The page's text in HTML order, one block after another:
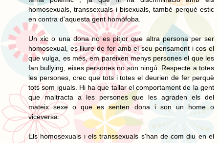
homosexuals, transsexuals i bisexuals, també perquè estic
en contra d'aquesta gent homòfoba.
Un xic o una dona no es pitjor que altra persona per ser
homosexual, es lliure de fer amb el seu pensament i cos el
que vulga, es més, em pareixen menys persones el que les
fan bullying, eixes persones no son ningú. Respecte a totes
les persones, crec que tots i totes el deurien de fer perquè
tots som iguals. Hi ha que tallar el comportament de la gent
que maltracta a les persones que les agraden els del
mateix sexe o que es senten dona i son un home o
viceversa.
Els homosexuals i els transsexuals s'han de com diu en el